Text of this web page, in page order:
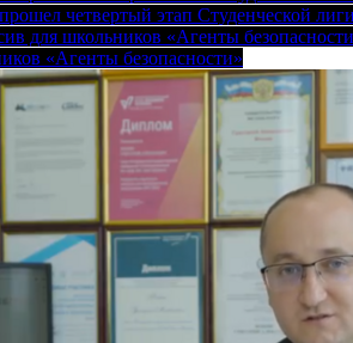
четвертый этап Студенческой
«Агенты безопасности»